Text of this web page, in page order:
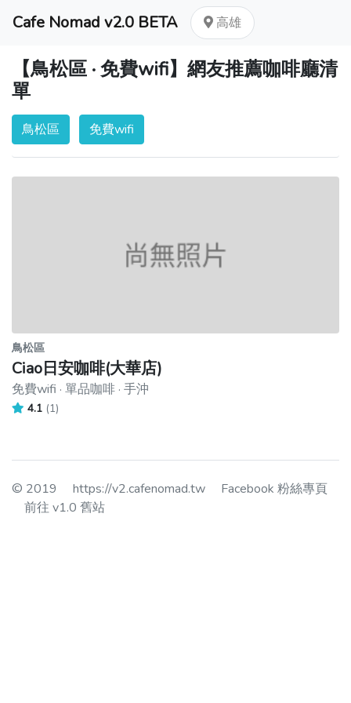
Cafe Nomad v2.0 BETA 高雄
【鳥松區 · 免費wifi】網友推薦咖啡廳清
單
鳥松區 免費wifi
鳥松區
Ciao日安咖啡(大華店)
免費wifi · 單品咖啡 · 手沖
4.1 (1)
© 2019 https://v2.cafenomad.tw
Facebook 粉絲專頁
前往 v1.0 舊站